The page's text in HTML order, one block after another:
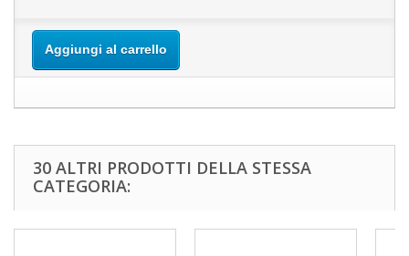
Aggiungi al carrello
30 ALTRI PRODOTTI DELLA STESSA
CATEGORIA: